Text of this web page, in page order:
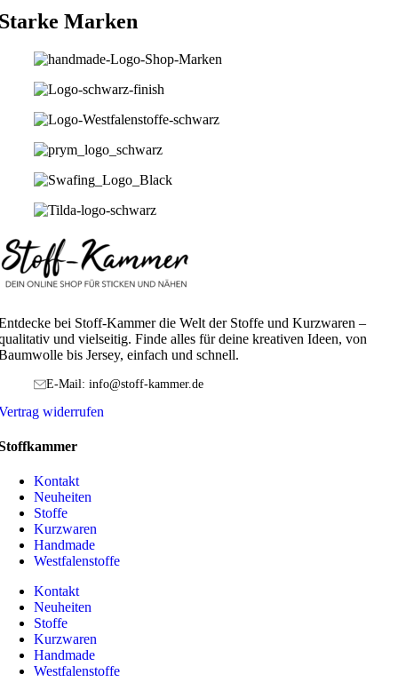
Marken
bei Stoff-Kammer die Welt der Stoffe und Kurzwaren –
und vielseitig. Finde alles für deine kreativen Ideen, von
bis Jersey, einfach und schnell.
E-Mail: info@stoff-kammer.de
widerrufen
Kontakt
Neuheiten
Stoffe
Kurzwaren
Handmade
Westfalenstoffe
Kontakt
Neuheiten
Stoffe
Kurzwaren
Handmade
Westfalenstoffe